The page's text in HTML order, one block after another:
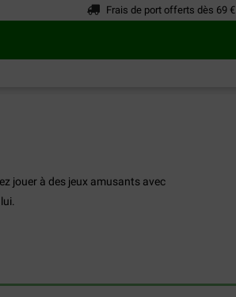
Frais de port offerts dès 69 €
jouer à des jeux amusants avec